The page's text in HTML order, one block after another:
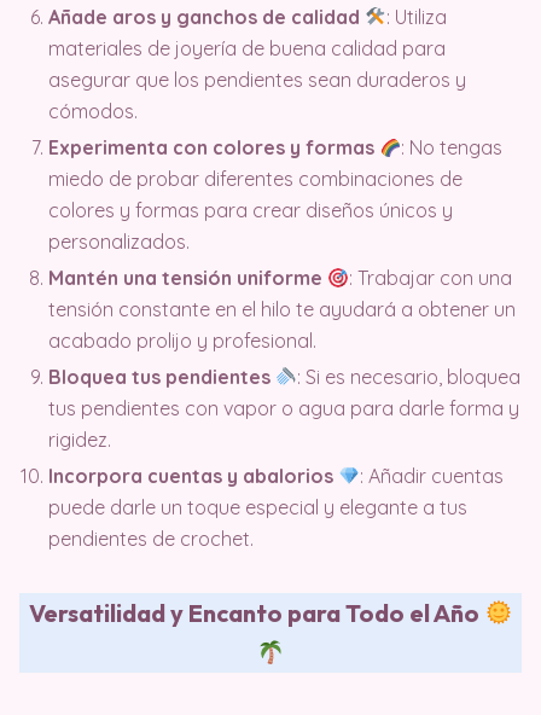
Añade aros y ganchos de calidad
: Utiliza
materiales de joyería de buena calidad para
asegurar que los pendientes sean duraderos y
cómodos.
Experimenta con colores y formas
: No tengas
miedo de probar diferentes combinaciones de
colores y formas para crear diseños únicos y
personalizados.
Mantén una tensión uniforme
: Trabajar con una
tensión constante en el hilo te ayudará a obtener un
acabado prolijo y profesional.
Bloquea tus pendientes
: Si es necesario, bloquea
tus pendientes con vapor o agua para darle forma y
rigidez.
Incorpora cuentas y abalorios
: Añadir cuentas
puede darle un toque especial y elegante a tus
pendientes de crochet.
Versatilidad y Encanto para Todo el Año